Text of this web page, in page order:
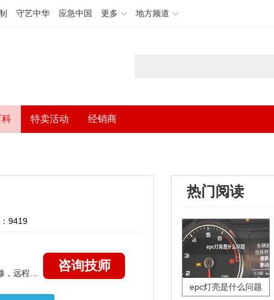
守艺中华 应急中国 更多 地方频道
科 特卖活动 经销商
9419
咨询技师
热门阅读
epc灯亮是什么问题